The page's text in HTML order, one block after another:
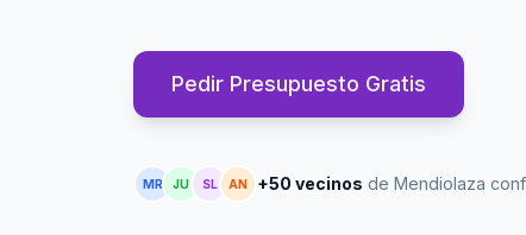
Pedir Presupuesto Gratis
MR JU SL AN +50 vecinos de Mendiolaza